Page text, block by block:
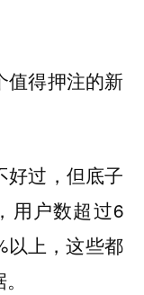
值得押注的新
好过，但底子
用户数超过6
以上，这些都